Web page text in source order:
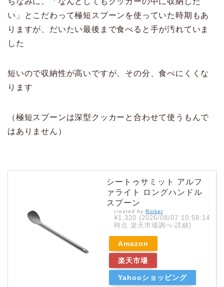
い」とこだわって極短スプーンを使っていた時期もあ
りますが、だいたい最後まで食べると手が汚れていま
した
短いので収納性が高いですが、その分、食べにくくな
ります
（極短スプーンは深型クッカーと合わせて使うもんで
はありません）
シートゥサミット アルフ
ァライト ロングハンドル
スプーン
created by Rinker
¥1,320 (2026/08/07 10:58:14
時点 楽天市場調べ-詳細)
Amazon
楽天市場
Yahooショッピング